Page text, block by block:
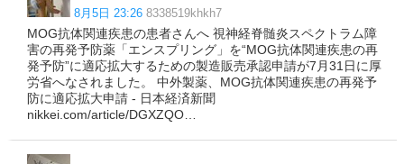
8月5日 23:26 8338519khkh7
MOG抗体関連疾患の患者さんへ 視神経脊髄炎スペクトラム障
害の再発予防薬「エンスプリング」を“MOG抗体関連疾患の再
発予防”に適応拡大するための製造販売承認申請が7月31日に厚
労省へなされました。 中外製薬、MOG抗体関連疾患の再発予
防に適応拡大申請 - 日本経済新聞
nikkei.com/article/DGXZQO…